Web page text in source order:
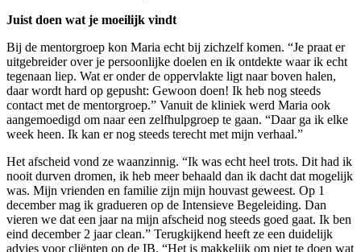
Juist doen wat je moeilijk vindt
Bij de mentorgroep kon Maria echt bij zichzelf komen. “Je praat er
uitgebreider over je persoonlijke doelen en ik ontdekte waar ik echt
tegenaan liep. Wat er onder de oppervlakte ligt naar boven halen,
daar wordt hard op gepusht: Gewoon doen! Ik heb nog steeds
contact met de mentorgroep.” Vanuit de kliniek werd Maria ook
aangemoedigd om naar een zelfhulpgroep te gaan. “Daar ga ik elke
week heen. Ik kan er nog steeds terecht met mijn verhaal.”
Het afscheid vond ze waanzinnig. “Ik was echt heel trots. Dit had ik
nooit durven dromen, ik heb meer behaald dan ik dacht dat mogelijk
was. Mijn vrienden en familie zijn mijn houvast geweest. Op 1
december mag ik gradueren op de Intensieve Begeleiding. Dan
vieren we dat een jaar na mijn afscheid nog steeds goed gaat. Ik ben
eind december 2 jaar clean.” Terugkijkend heeft ze een duidelijk
advies voor cliënten op de IB. “Het is makkelijk om niet te doen wat